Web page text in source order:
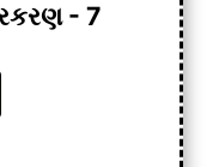
- 7